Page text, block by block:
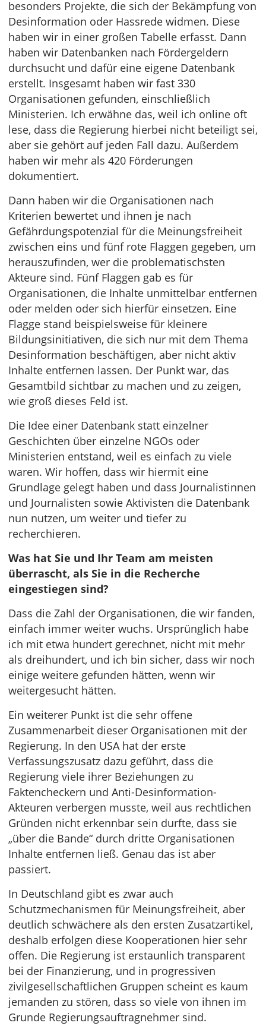
besonders Projekte, die sich der Bekämpfung von
Desinformation oder Hassrede widmen. Diese
haben wir in einer großen Tabelle erfasst. Dann
haben wir Datenbanken nach Fördergeldern
durchsucht und dafür eine eigene Datenbank
erstellt. Insgesamt haben wir fast 330
Organisationen gefunden, einschließlich
Ministerien. Ich erwähne das, weil ich online oft
lese, dass die Regierung hierbei nicht beteiligt sei,
aber sie gehört auf jeden Fall dazu. Außerdem
haben wir mehr als 420 Förderungen
dokumentiert.
Dann haben wir die Organisationen nach
Kriterien bewertet und ihnen je nach
Gefährdungspotenzial für die Meinungsfreiheit
zwischen eins und fünf rote Flaggen gegeben, um
herauszufinden, wer die problematischsten
Akteure sind. Fünf Flaggen gab es für
Organisationen, die Inhalte unmittelbar entfernen
oder melden oder sich hierfür einsetzen. Eine
Flagge stand beispielsweise für kleinere
Bildungsinitiativen, die sich nur mit dem Thema
Desinformation beschäftigen, aber nicht aktiv
Inhalte entfernen lassen. Der Punkt war, das
Gesamtbild sichtbar zu machen und zu zeigen,
wie groß dieses Feld ist.
Die Idee einer Datenbank statt einzelner
Geschichten über einzelne NGOs oder
Ministerien entstand, weil es einfach zu viele
waren. Wir hoffen, dass wir hiermit eine
Grundlage gelegt haben und dass Journalistinnen
und Journalisten sowie Aktivisten die Datenbank
nun nutzen, um weiter und tiefer zu
recherchieren.
Was hat Sie und Ihr Team am meisten
überrascht, als Sie in die Recherche
eingestiegen sind?
Dass die Zahl der Organisationen, die wir fanden,
einfach immer weiter wuchs. Ursprünglich habe
ich mit etwa hundert gerechnet, nicht mit mehr
als dreihundert, und ich bin sicher, dass wir noch
einige weitere gefunden hätten, wenn wir
weitergesucht hätten.
Ein weiterer Punkt ist die sehr offene
Zusammenarbeit dieser Organisationen mit der
Regierung. In den USA hat der erste
Verfassungszusatz dazu geführt, dass die
Regierung viele ihrer Beziehungen zu
Faktencheckern und Anti-Desinformation-
Akteuren verbergen musste, weil aus rechtlichen
Gründen nicht erkennbar sein durfte, dass sie
„über die Bande“ durch dritte Organisationen
Inhalte entfernen ließ. Genau das ist aber
passiert.
In Deutschland gibt es zwar auch
Schutzmechanismen für Meinungsfreiheit, aber
deutlich schwächere als den ersten Zusatzartikel,
deshalb erfolgen diese Kooperationen hier sehr
offen. Die Regierung ist erstaunlich transparent
bei der Finanzierung, und in progressiven
zivilgesellschaftlichen Gruppen scheint es kaum
jemanden zu stören, dass so viele von ihnen im
Grunde Regierungsauftragnehmer sind.